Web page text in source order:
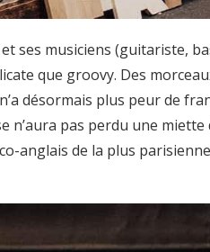
ses musiciens (guitariste,
que groovy. Des
désormais plus peur de
n’aura pas perdu une
anglais de la plus